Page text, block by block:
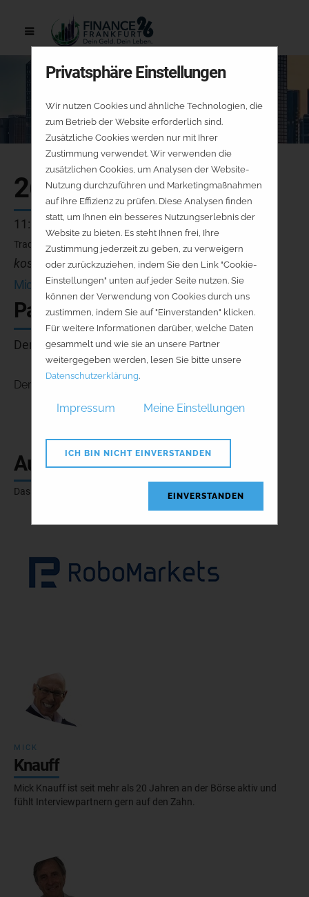
26.09.
11:00 - 11:25 Uhr
Tradingbühne
kostenfrei - keine Platzreservierung
Mick Knauff | Jürgen Molnar | Jürgen Schmitt
Panel Diskussion
Der Vortrag ist derzeit in Bearbeitung.
Der Vortrag ist derzeit in Bearbeitung.
Aussteller und Partner
Das Seminar wird präsentiert von
MICK
Knauff
Mick Knauff ist seit mehr als 20 Jahren an der Börse aktiv und
fühlt Interviewpartnern gern auf den Zahn.
Privatsphäre Einstellungen
Wir nutzen Cookies und ähnliche Technologien, die
zum Betrieb der Website erforderlich sind.
Zusätzliche Cookies werden nur mit Ihrer
Zustimmung verwendet. Wir verwenden die
zusätzlichen Cookies, um Analysen der Website-
Nutzung durchzuführen und Marketingmaßnahmen
auf ihre Effizienz zu prüfen. Diese Analysen finden
statt, um Ihnen ein besseres Nutzungserlebnis der
Website zu bieten. Es steht Ihnen frei, Ihre
Zustimmung jederzeit zu geben, zu verweigern
oder zurückzuziehen, indem Sie den Link "Cookie-
Einstellungen" unten auf jeder Seite nutzen. Sie
können der Verwendung von Cookies durch uns
zustimmen, indem Sie auf "Einverstanden" klicken.
Für weitere Informationen darüber, welche Daten
gesammelt und wie sie an unsere Partner
weitergegeben werden, lesen Sie bitte unsere
Datenschutzerklärung.
Impressum Meine Einstellungen
ICH BIN NICHT EINVERSTANDEN
EINVERSTANDEN